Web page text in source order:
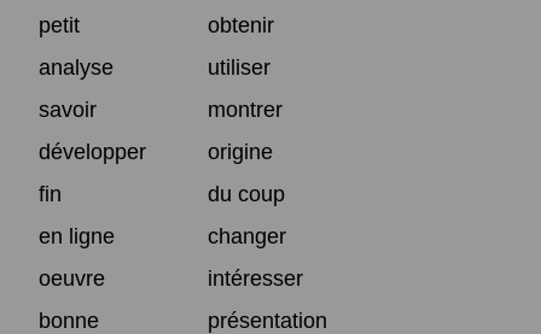
petit
obtenir
analyse
utiliser
savoir
montrer
développer
origine
fin
du coup
en ligne
changer
oeuvre
intéresser
bonne
présentation